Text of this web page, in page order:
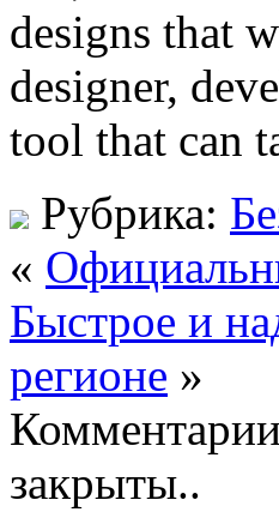
designs that
designer,
tool that can
Рубрика:
«
Быстрое и
регионе »
закрыты..